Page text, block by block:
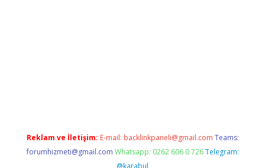
Reklam ve İletişim: E-mail: backlinkpaneli@gmail.com Teams:
forumhizmeti@gmail.com Whatsapp: 0262 606 0 726 Telegram:
@karabul